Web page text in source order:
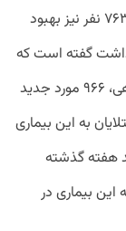
شده‌اند، که از این میزان۱۵۵۶ نفر فوت کرده و ۷۶۳۵ نفر نیز بهبود
گفته است که
از ظهر دیروز تا امروز و بر اساس نتایج آزمایشگاهی، ۹۶۶ مورد جدید
مبتلایان به این بیماری
چند هفته گذشته
بیماری در